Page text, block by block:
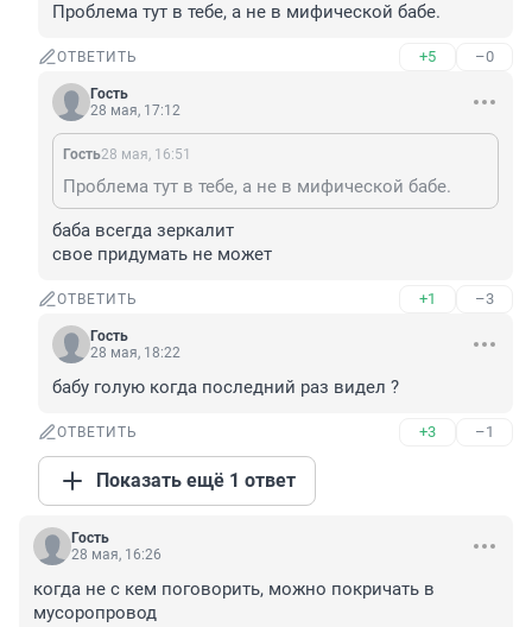
Проблема тут в тебе, а не в мифической бабе.
ОТВЕТИТЬ +5 –0
Гость
28 мая, 17:12
Гость28 мая, 16:51
Проблема тут в тебе, а не в мифической бабе.
баба всегда зеркалит
свое придумать не может
ОТВЕТИТЬ +1 –3
Гость
28 мая, 18:22
бабу голую когда последний раз видел ?
ОТВЕТИТЬ +3 –1
Показать ещё 1 ответ
Гость
28 мая, 16:26
когда не с кем поговорить, можно покричать в
мусоропровод